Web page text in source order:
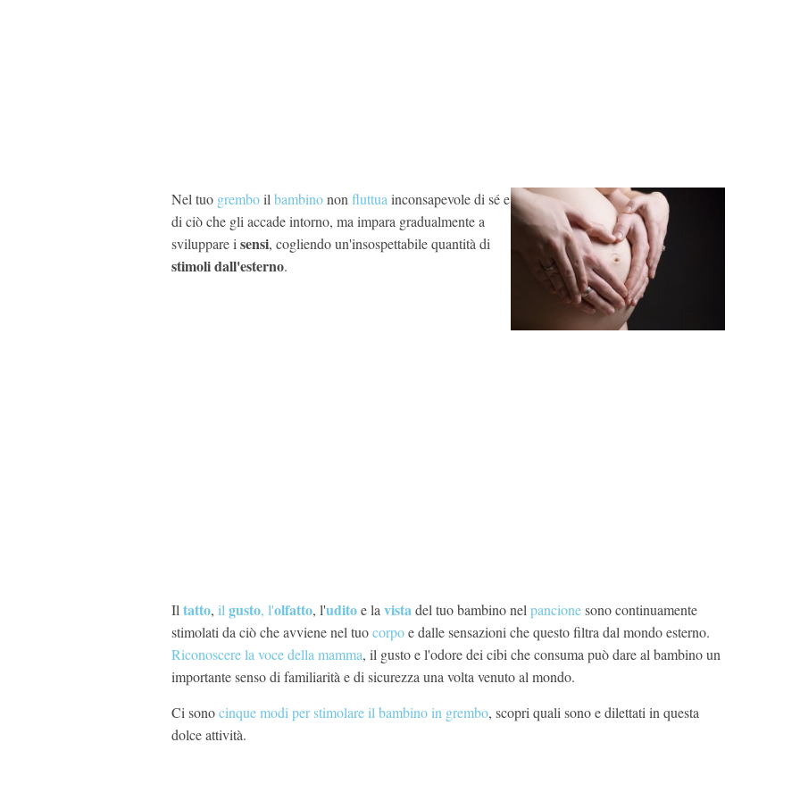
Nel tuo gremboil bambinonon fluttua inconsapevole di sé e
di ciò che gli accade intorno, ma impara gradualmente a
sviluppare i sensi, cogliendo un'insospettabile quantità di
stimoli dall'esterno.
Il tatto, il gusto, l'olfatto, l'uditoe la vistadel tuo bambino nel pancionesono continuamente
stimolati da ciò che avviene nel tuocorpoe dalle sensazioni che questo filtra dal mondo esterno.
Riconoscere la voce della mamma, il gusto e l'odore dei cibi che consuma può dare al bambino un
importante senso di familiarità e di sicurezza una volta venuto al mondo.
Ci sonocinque modi per stimolare il bambino in grembo, scopri quali sono e dilettati in questa
dolce attività.